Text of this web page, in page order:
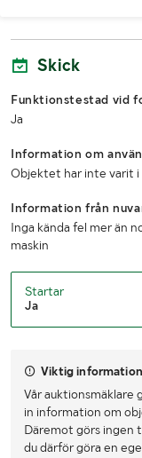
Skick
Funktionstestad vid
Ja
Information om
Objektet har inte varit i
Information från
Inga kända fel mer än
maskin
Startar
Ja
Viktig information
Vår auktionsmäklare
in information om
Däremot görs ingen
du därför göra en